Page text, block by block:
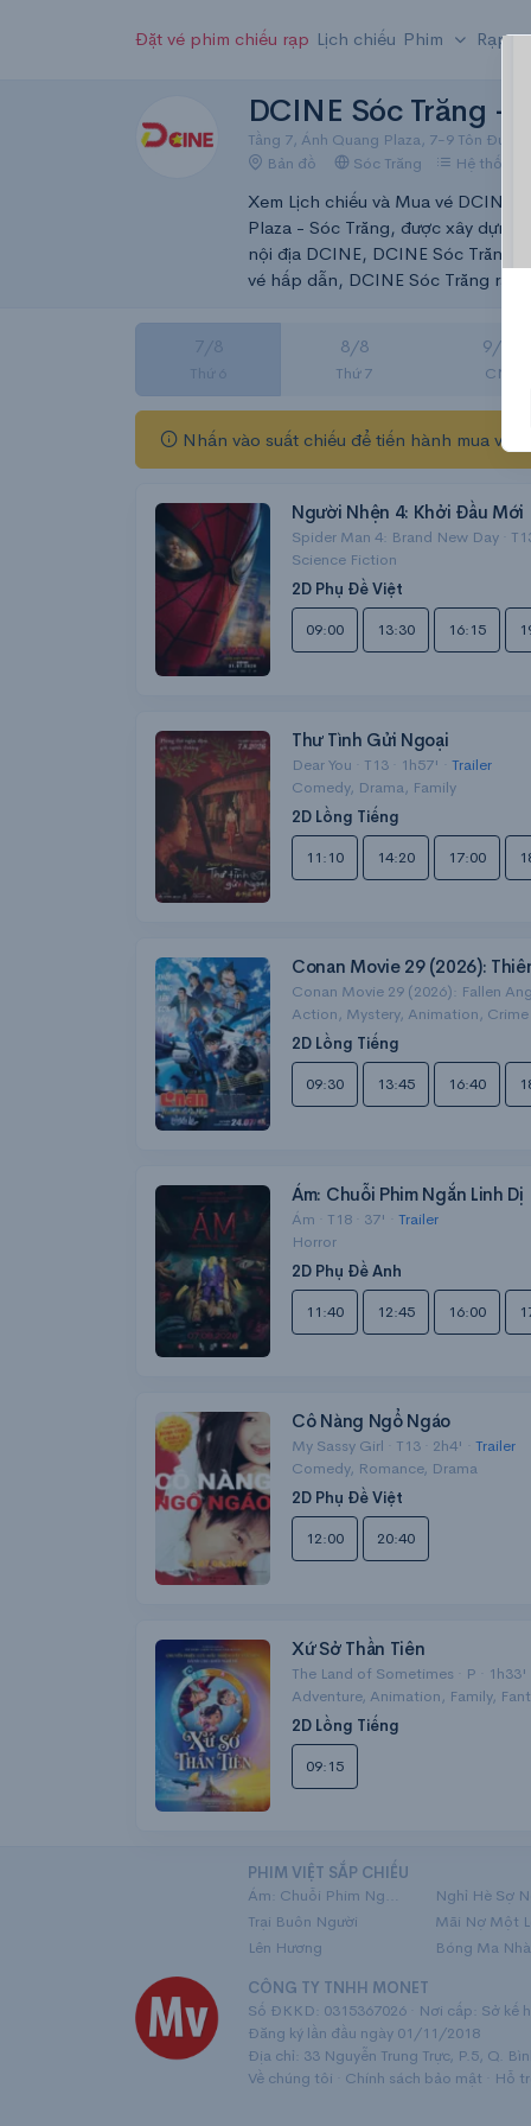
Đặt vé phim chiếu rạp Lịch chiếu Phim Rạp
DCINE Sóc Trăng
Tầng 7, Ánh Quang Plaza, 7-9 Tôn Đức
Bản đồ
Sóc Trăng Hệ thống
Xem Lịch chiếu và Mua vé DCINE
Plaza - Sóc Trăng, được xây
nội địa DCINE, DCINE Sóc Trăng
vé hấp dẫn, DCINE Sóc Trăng rất
7/8
Thứ 6
8/8
Thứ 7
9/8
CN
Nhấn vào suất chiếu để tiến hành mua vé
Người Nhện 4: Khởi Đầu Mới
Spider Man 4: Brand New Day · T13
Science Fiction
2D Phụ Đề Việt
09:00
13:30 16:15
Thư Tình Gửi Ngoại
Dear You · T13 · 1h57' · Trailer
Comedy, Drama, Family
2D Lồng Tiếng
11:10
14:20 17:00
Conan Movie 29 (2026):
Conan Movie 29 (2026): Fallen
Action, Mystery, Animation, Crime
2D Lồng Tiếng
09:30
13:45 16:40
Ám: Chuỗi Phim Ngắn Linh Dị
Ám · T18 · 37' · Trailer
Horror
2D Phụ Đề Anh
11:40
12:45 16:00
Cô Nàng Ngổ Ngáo
My Sassy Girl · T13 · 2h4' · Trailer
Comedy, Romance, Drama
2D Phụ Đề Việt
12:00
20:40
Xứ Sở Thần Tiên
The Land of Sometimes · P · 1h33' ·
Adventure, Animation, Family,
2D Lồng Tiếng
09:15
PHIM VIỆT SẮP CHIẾU
Ám: Chuỗi Phim Ngắn Linh Dị
Nghỉ Hè Sợ
Trại Buôn Người
Lên Hương
Bóng Ma
CÔNG TY TNHH MONET
Số ĐKKD: 0315367026 · Nơi cấp: Sở kế
Đăng ký lần đầu ngày 01/11/2018
Địa chỉ: 33 Nguyễn Trung Trực, P.5, Q.
Về chúng tôi
Chính sách bảo mật Hỗ